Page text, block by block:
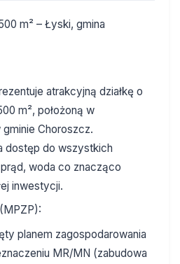
m² – Łyski, gmina
atrakcyjną działkę o
m², położoną w
Choroszcz.
dostęp do wszystkich
woda co znacząco
inwestycji.
planem zagospodarowania
MR/MN (zabudowa